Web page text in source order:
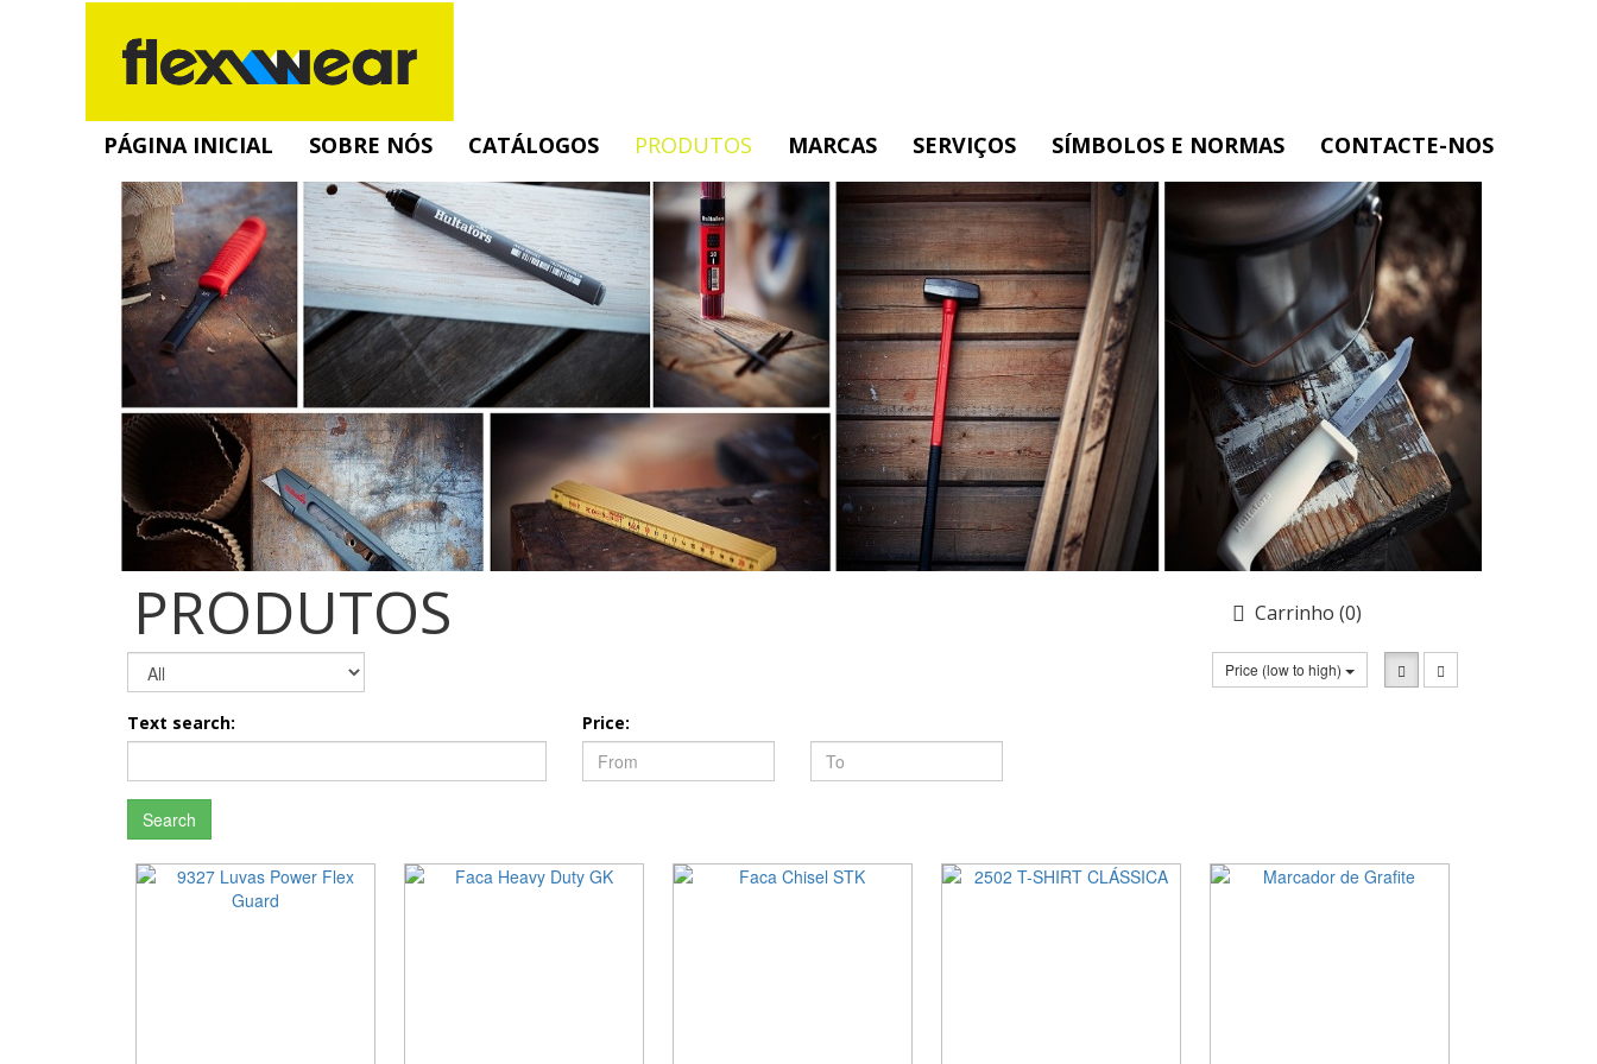
PÁGINA INICIAL SOBRE NÓS CATÁLOGOS PRODUTOS MARCAS SERVIÇOS SÍMBOLOS E NORMAS CONTACTE-NOS
PRODUTOS Carrinho (0)
Price (low to high)
Text search: Price:
Search